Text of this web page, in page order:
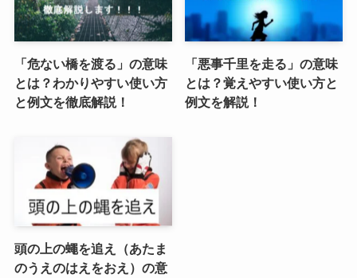
「危ない橋を渡る」の意味
とは？わかりやすい使い方
と例文を徹底解説！
「悪事千里を走る」の意味
とは？覚えやすい使い方と
例文を解説！
頭の上の蠅を追え（あたま
のうえのはえをおえ）の意